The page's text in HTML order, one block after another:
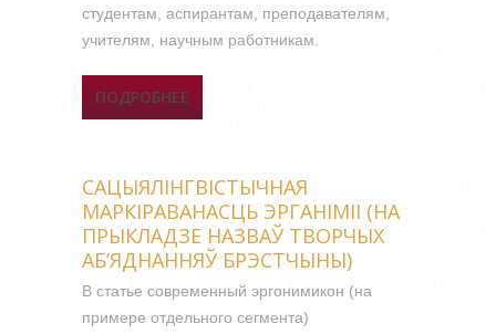
студентам, аспирантам, преподавателям,
учителям, научным работникам.
ПОДРОБНЕЕ
ТЕКСТЕ
САЦЫЯЛІНГВІСТЫЧНАЯ
МАРКІРАВАНАСЦЬ ЭРГАНІМІІ (НА
ПРЫКЛАДЗЕ НАЗВАЎ ТВОРЧЫХ
АБ’ЯДНАННЯЎ БРЭСТЧЫНЫ)
В статье современный эргонимикон (на
примере отдельного сегмента)